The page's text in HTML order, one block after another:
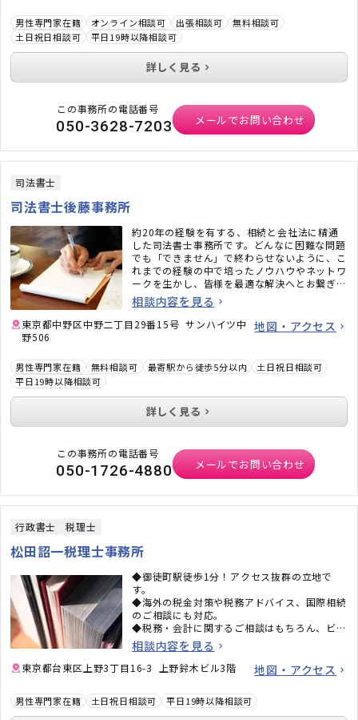
男性専門家在籍 オンライン相談可 出張相談可
無料相談可
土日祝日相談可
平日19時以降相談可
詳しく見る
この事務所の電話番号
050-3628-7203 メールでお問い合わせ
司法書士
司法書士後藤事務所
約20年の経験を有する、相続と会社法に精通
した司法書士事務所です。どんなに困難な問題
でも「できません」で終わらせないように、こ
れまでの経験の中で培ったノウハウやネットワ
ークを生かし、皆様を最適な解決へとお繋ぎし
ます。
相談内容を見る
東京都中野区中野二丁目29番15号 サンハイツ中
野506
地図・アクセス
男性専門家在籍 無料相談可 最寄駅から徒歩5分以内
土日祝日相談可
平日19時以降相談可
詳しく見る
この事務所の電話番号
050-1726-4880 メールでお問い合わせ
行政書士 税理士
松田詔一税理士事務所
◆御徒町駅徒歩1分！アクセス抜群の立地で
す。
◆海外の税金対策や税務アドバイス、国際相続
のご相談にも対応。
◆税務・会計に関するご相談はもちろん、ビザ
取得等、外国籍の方の支援にも力を入れていま
す。
相談内容を見る
東京都台東区上野3丁目16-3 上野鈴木ビル3階 地図・アクセス
男性専門家在籍 土日祝日相談可 平日19時以降相談可